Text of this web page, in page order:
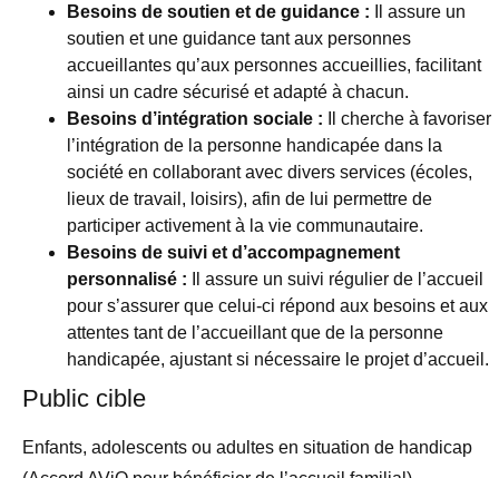
Besoins de soutien et de guidance : Il assure un
soutien et une guidance tant aux personnes
accueillantes qu’aux personnes accueillies, facilitant
ainsi un cadre sécurisé et adapté à chacun.
Besoins d’intégration sociale : Il cherche à favoriser
l’intégration de la personne handicapée dans la
société en collaborant avec divers services (écoles,
lieux de travail, loisirs), afin de lui permettre de
participer activement à la vie communautaire.
Besoins de suivi et d’accompagnement
personnalisé : Il assure un suivi régulier de l’accueil
pour s’assurer que celui-ci répond aux besoins et aux
attentes tant de l’accueillant que de la personne
handicapée, ajustant si nécessaire le projet d’accueil.
Public cible
Enfants, adolescents ou adultes en situation de handicap